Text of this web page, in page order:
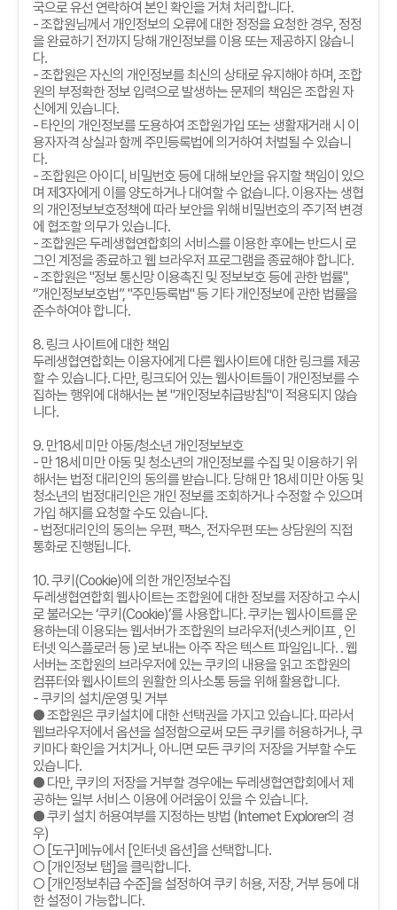
국으로 유선 연락하여 본인 확인을 거쳐 처리합니다.
-조합원님께서 개인정보의 오류에 대한 정정을 요청한 경우, 정정
을 완료하기 전까지 당해 개인정보를 이용 또는 제공하지 않습니
다.
-조합원은 자신의 개인정보를 최신의 상태로 유지해야 하며,조합
원의 부정확한 정보 입력으로 발생하는 문제의 책임은 조합원 자
신에게 있습니다.
- 타인의 개인정보를 도용하여 조합원가입 또는 생활재거래 시 이
용자자격 상실과 함께 주민등록법에 의거하여 처벌될 수 있습니
다.
-조합원은 아이디 , 비밀번호 등에 대해 보안을 유지할 책임이 있으
며 제3자에게 이를 양도하거나 대여할 수 없습니다. 이용자는 생협
의 개인정보보호정책에 따라 보안을 위해 비밀번호의 주기적 변경
에 협조할 의무가 있습니다.
-조합원은 두레생협연합회의 서비스를 이용한 후에는 반드시 로
그인 계정을 종료하고 웹 브라우저 프로그램을 종료해야 합니다.
-조합원은"정보 통신망 이용촉진 및 정보보호 등에 관한 법률",
“개인정보보호법”, "주민등록법"등 기타 개인정보에 관한 법률을
준수하여야 합니다.
8. 링크 사이트에 대한 책임
두레생협연합회는 이용자에게 다른 웹사이트에 대한 링크를 제공
할 수 있습니다. 다만, 링크되어 있는 웹사이트들이 개인정보를 수
집하는 행위에 대해서는 본"개인정보취급방침"이 적용되지 않습
니다.
9. 만18세 미만 아동/청소년 개인정보보호
- 만18세 미만 아동 및 청소년의 개인정보를 수집 및 이용하기 위
해서는 법정 대리인의 동의를 받습니다. 당해 만18세 미만 아동 및
청소년의 법정대리인은 개인 정보를 조회하거나 수정할 수 있으며
가입 해지를 요청할 수도 있습니다.
- 법정대리인의 동의는 우편, 팩스, 전자우편 또는 상담원의 직접
통화로 진행됩니다.
10.쿠키 (Cookie)에 의한 개인정보수집
두레생협연합회 웹사이트는 조합원에 대한 정보를 저장하고 수시
로 불러오는‘쿠키 (Cookie)’를 사용합니다.쿠키는 웹사이트를 운
용하는데 이용되는 웹서버가 조합원의 브라우저(넷스케이프 , 인
터넷 익스플로러 등 )로 보내는 아주 작은 텍스트 파일입니다. .웹
서버는 조합원의 브라우저에 있는 쿠키의 내용을 읽고 조합원의
컴퓨터와 웹사이트의 원활한 의사소통 등을 위해 활용합니다.
-쿠키의 설치 /운영 및 거부
● 조합원은 쿠키설치에 대한 선택권을 가지고 있습니다. 따라서
웹브라우저에서 옵션을 설정함으로써 모든 쿠키를 허용하거나,쿠
키마다 확인을 거치거나, 아니면 모든 쿠키의 저장을 거부할 수도
있습니다.
● 다만,쿠키의 저장을 거부할 경우에는 두레생협연합회에서 제
공하는 일부 서비스 이용에 어려움이 있을 수 있습니다.
● 쿠키 설치 허용여부를 지정하는 방법 (Internet Explorer의 경
우)
○ [도구]메뉴에서 [인터넷 옵션]을 선택합니다.
○ [개인정보 탭]을 클릭합니다.
○ [개인정보취급 수준]을 설정하여 쿠키 허용,저장,거부 등에 대
한 설정이 가능합니다.